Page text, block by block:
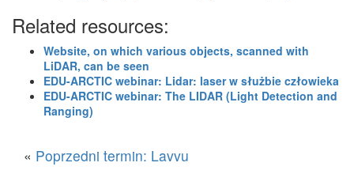
Related resources:
Website, on which various objects, scanned with
LiDAR, can be seen
EDU-ARCTIC webinar: Lidar: laser w służbie człowieka
EDU-ARCTIC webinar: The LIDAR (Light Detection and
Ranging)
« Poprzedni termin: Lavvu